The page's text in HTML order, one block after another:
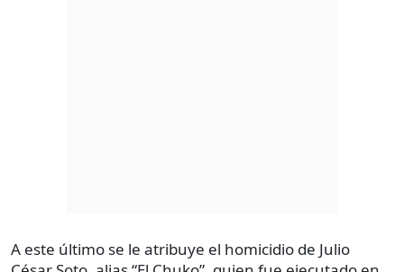
A este último se le atribuye el homicidio de Julio